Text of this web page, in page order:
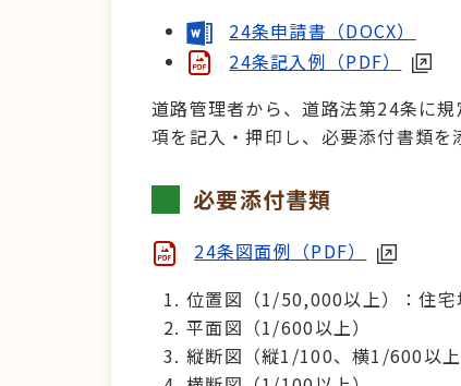
24条申請書（DOCX）
24条記入例（PDF）
道路管理者から、道路法第24条に
項を記入・押印し、必要添付書類を
必要添付書類
24条図面例（PDF）
位置図（1/50,000以上）：住宅
平面図（1/600以上）
縦断図（縦1/100、横1/600以上